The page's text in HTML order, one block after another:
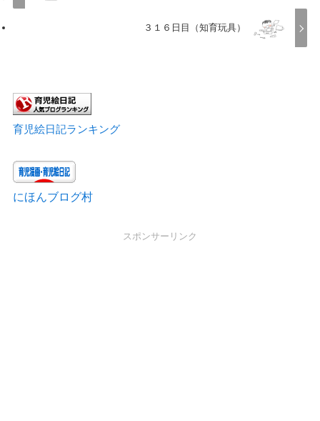
３１６日目（知育玩具）
育児絵日記ランキング
にほんブログ村
スポンサーリンク